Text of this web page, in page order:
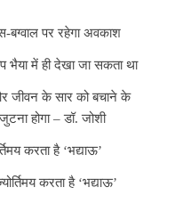
बग्वाल पर रहेगा अवकाश
भैया में ही देखा जा सकता था
जीवन के सार को बचाने के
होगा – डॉ. जोशी
करता है ‘भद्याऊ’
करता है ‘भद्याऊ’